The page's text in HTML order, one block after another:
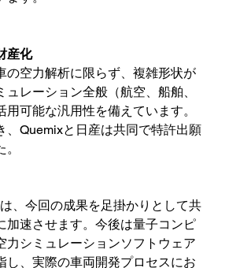
産化
の空力解析に限らず、複雑形状が
ュレーション全般（航空、船舶、
用可能な汎用性を備えています。
、Quemixと日産は共同で特許出願
、今回の成果を足掛かりとして共
加速させます。今後は量子コンピ
力シミュレーションソフトウェア
し、実際の車両開発プロセスにお